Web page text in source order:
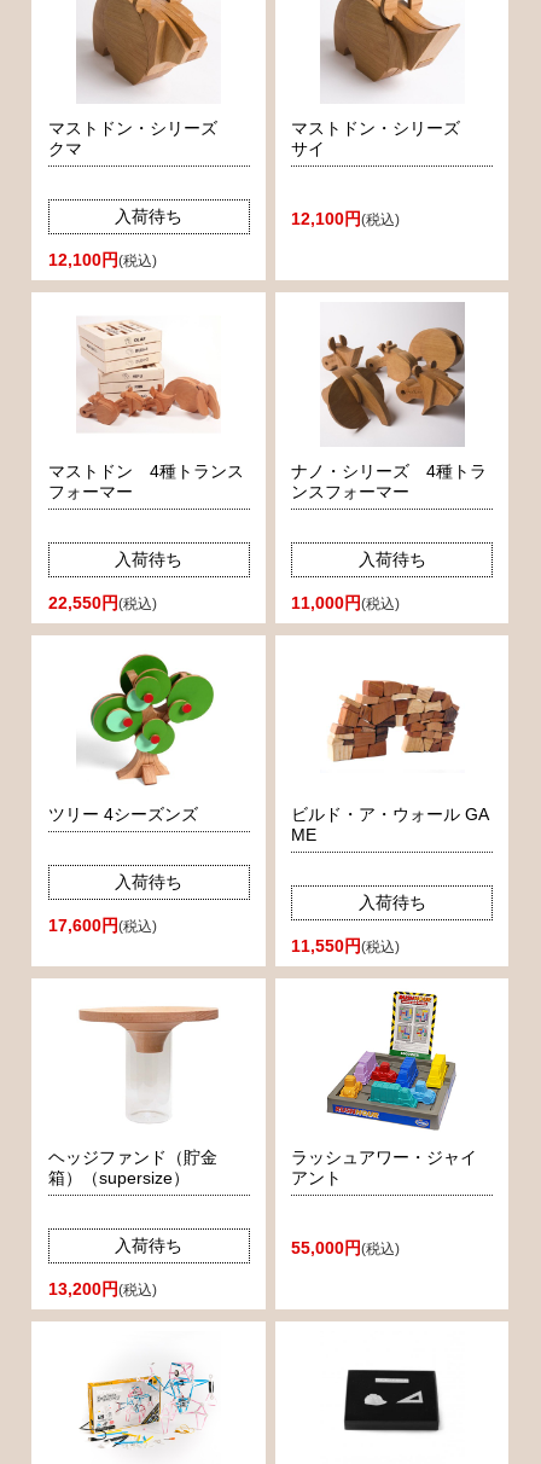
マストドン・シリーズ
クマ
入荷待ち
12,100円(税込)
マストドン・シリーズ
サイ
12,100円(税込)
マストドン 4種トランス
フォーマー
入荷待ち
22,550円(税込)
ナノ・シリーズ 4種トラ
ンスフォーマー
入荷待ち
11,000円(税込)
ツリー 4シーズンズ
入荷待ち
17,600円(税込)
ビルド・ア・ウォール GA
ME
入荷待ち
11,550円(税込)
ヘッジファンド（貯金
箱）（supersize）
入荷待ち
13,200円(税込)
ラッシュアワー・ジャイ
アント
55,000円(税込)